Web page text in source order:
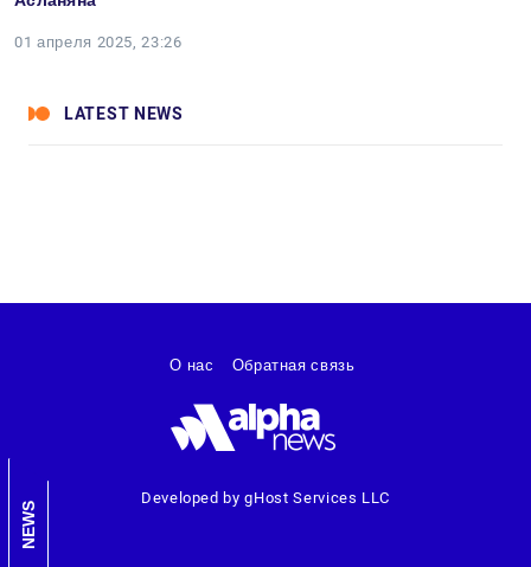
01 апреля 2025, 23:26
LATEST NEWS
NEWS
Developed by gHost Services LLC
О нас Обратная связь